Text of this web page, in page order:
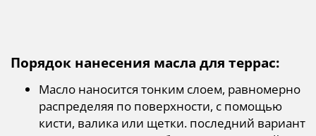
Порядок нанесения масла для террас:
Масло наносится тонким слоем, равномерно
распределяя по поверхности, с помощью
кисти, валика или щетки. последний вариант